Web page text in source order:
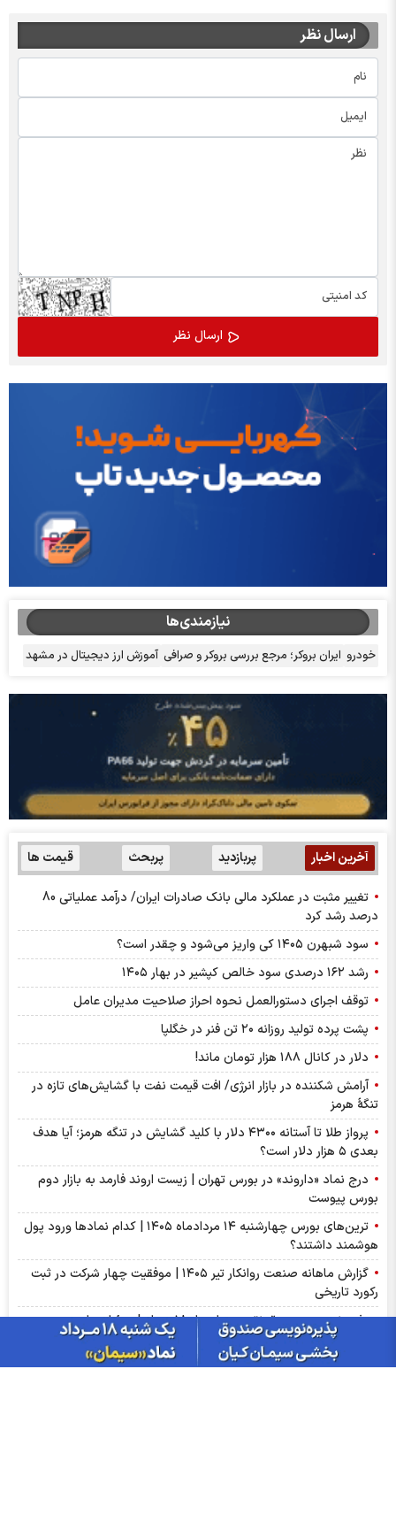
ارسال نظر
نیازمندی‌ها
خودرو ایران بروکر؛ مرجع بررسی بروکر و صرافی آموزش ارز دیجیتال در مشهد
آخرین اخبار پربازدید پربحث قیمت ها
تغییر مثبت در عملکرد مالی بانک صادرات ایران/ درآمد عملیاتی 80
درصد رشد کرد
سود شبهرن ۱۴۰۵ کی واریز می‌شود و چقدر است؟
رشد ۱۶۲ درصدی سود خالص کپشیر در بهار ۱۴۰۵
توقف اجرای دستورالعمل نحوه احراز صلاحیت مدیران عامل
پشت پرده تولید روزانه ۲۰ تن فنر در خگلپا
دلار در کانال ۱۸۸ هزار تومان ماند!
آرامش شکننده در بازار انرژی/ افت قیمت نفت با گشایش‌های تازه در
تنگۀ هرمز
پرواز طلا تا آستانه ۴۳۰۰ دلار با کلید گشایش در تنگه هرمز؛ آیا هدف
بعدی ۵ هزار دلار است؟
درج نماد «داروند» در بورس تهران | زیست اروند فارمد به بازار دوم
بورس پیوست
ترین‌های بورس چهارشنبه ۱۴ مردادماه ۱۴۰۵ | کدام نماد‌ها ورود پول
هوشمند داشتند؟
گزارش ماهانه صنعت روانکار تیر ۱۴۰۵ | موفقیت چهار شرکت در ثبت
رکورد تاریخی
پذیره‌نویسی صندوق نقره «سیان» از ۱۸ مرداد | جزئیات یازدهمین
صندوق نقره بورس کالا
عرضه اولیه «احیا» در راه فرابورس | جزئیات عرضه اولیه احیا و میزان